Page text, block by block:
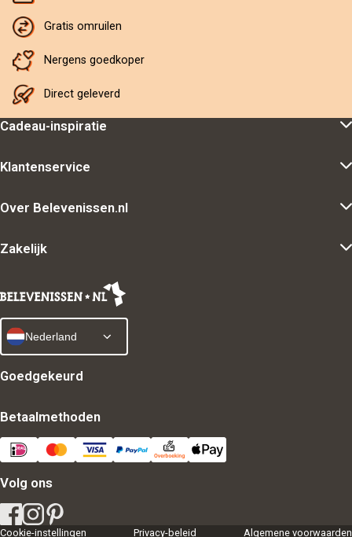
Gratis omruilen
Nergens goedkoper
Direct geleverd
Cadeau-inspiratie
Klantenservice
Over Belevenissen.nl
Zakelijk
Nederland
Goedgekeurd
Betaalmethoden
Volg ons
Cookie-instellingen Privacy-beleid Algemene voorwaarden